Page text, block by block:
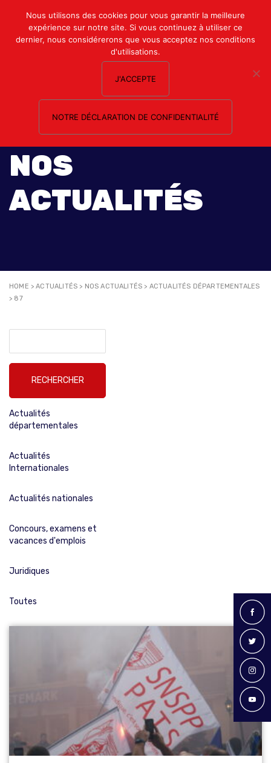
Mon compte
Nous contacter
NOS
ACTUALITÉS
HOME >ACTUALITÉS > NOS ACTUALITÉS > ACTUALITÉS DÉPARTEMENTALES
> 87
Actualités
départementales
Actualités
Internationales
Actualités nationales
Concours, examens et
vacances d'emplois
Juridiques
Toutes
Nous utilisons des cookies pour vous garantir la meilleure
expérience sur notre site. Si vous continuez à utiliser ce
dernier, nous considérerons que vous acceptez nos conditions
d'utilisations.
J'ACCEPTE
NOTRE DÉCLARATION DE CONFIDENTIALITÉ